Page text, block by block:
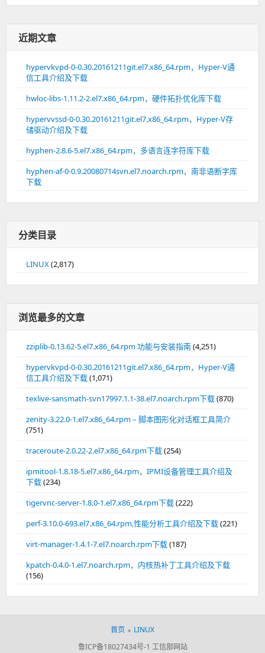
近期文章
hypervkvpd-0-0.30.20161211git.el7.x86_64.rpm，Hyper-V通
信工具介绍及下载
hwloc-libs-1.11.2-2.el7.x86_64.rpm，硬件拓扑优化库下载
hypervvssd-0-0.30.20161211git.el7.x86_64.rpm，Hyper-V存
储驱动介绍及下载
hyphen-2.8.6-5.el7.x86_64.rpm，多语言连字符库下载
hyphen-af-0-0.9.20080714svn.el7.noarch.rpm，南非语断字库
下载
分类目录
LINUX(2,817)
浏览最多的文章
zziplib-0.13.62-5.el7.x86_64.rpm 功能与安装指南(4,251)
hypervkvpd-0-0.30.20161211git.el7.x86_64.rpm，Hyper-V通
信工具介绍及下载(1,071)
texlive-sansmath-svn17997.1.1-38.el7.noarch.rpm下载(870)
zenity-3.22.0-1.el7.x86_64.rpm – 脚本图形化对话框工具简介
(751)
traceroute-2.0.22-2.el7.x86_64.rpm下载(254)
ipmitool-1.8.18-5.el7.x86_64.rpm，IPMI设备管理工具介绍及
下载(234)
tigervnc-server-1.8.0-1.el7.x86_64.rpm下载(222)
perf-3.10.0-693.el7.x86_64.rpm,性能分析工具介绍及下载(221)
virt-manager-1.4.1-7.el7.noarch.rpm下载(187)
kpatch-0.4.0-1.el7.noarch.rpm，内核热补丁工具介绍及下载
(156)
首页
LINUX
鲁ICP备18027434号-1 工信部网站